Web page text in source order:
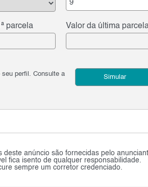
parcela Valor da última
perfil. Consulte a
Simular
deste anúncio são fornecidas pelo
fica isento de qualquer responsabilidade.
sempre um corretor credenciado.